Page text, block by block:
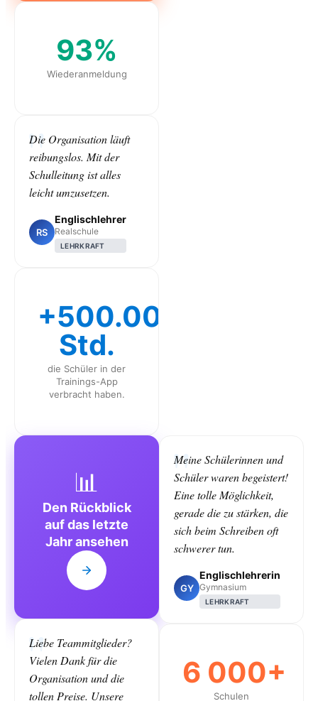
93%
Wiederanmeldung
Die Organisation läuft
reibungslos. Mit der
Schulleitung ist alles
leicht umzusetzen.
RS
Englischlehrer
Realschule
LEHRKRAFT
+500.000
Std.
die Schüler in der
Trainings-App
verbracht haben.
📊
Den Rückblick
auf das letzte
Jahr ansehen
Liebe Teammitglieder?
Vielen Dank für die
Organisation und die
tollen Preise. Unsere
Meine Schülerinnen und
Schüler waren begeistert!
Eine tolle Möglichkeit,
gerade die zu stärken, die
sich beim Schreiben oft
schwerer tun.
GY
Englischlehrerin
Gymnasium
LEHRKRAFT
6 000+
Schulen